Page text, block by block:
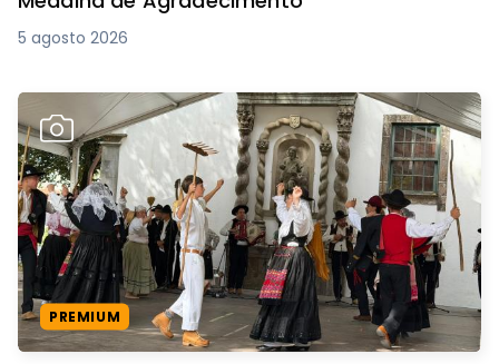
5 agosto 2026
PREMIUM